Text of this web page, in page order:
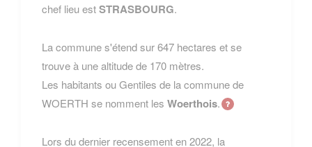
chef lieu estSTRASBOURG.
La commune s'étend sur 647 hectares et se
trouve à une altitude de 170 mètres.
Les habitants ou Gentiles de la commune de
WOERTH se nomment les Woerthois.
Lors du dernier recensement en 2022, la